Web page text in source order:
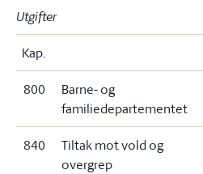
Utgifter
Kap.
800
Barne- og
familiedepartementet
840
Tiltak mot vold og
overgrep